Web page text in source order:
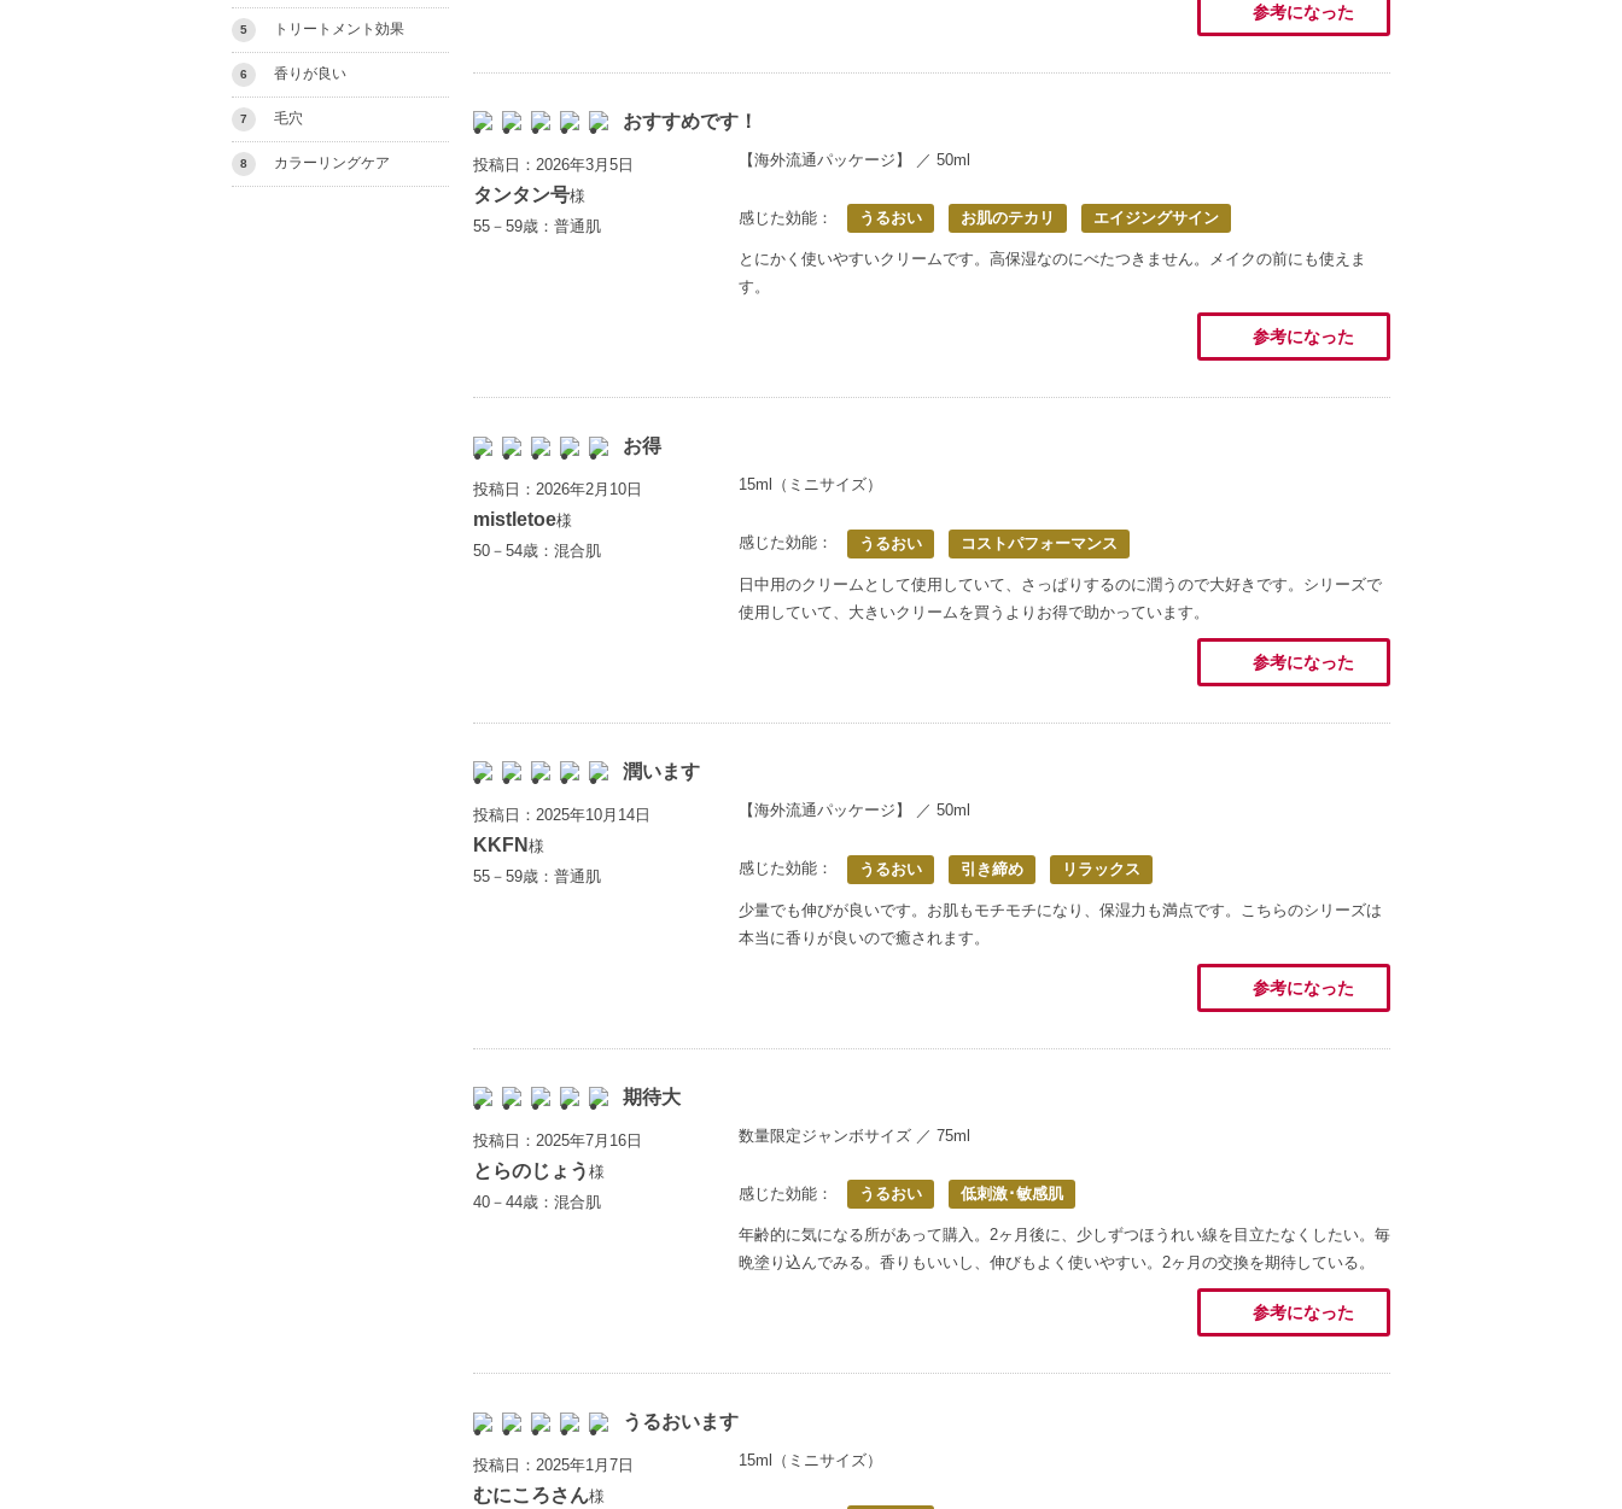
参考になった
おすすめです！
投稿日：2026年3月5日
タンタン号様
55－59歳：普通肌
【海外流通パッケージ】 ／ 50ml
感じた効能： うるおい お肌のテカリ エイジングサイン
とにかく使いやすいクリームです。高保湿なのにべたつきません。メイクの前にも使えま
す。
参考になった
お得
投稿日：2026年2月10日
mistletoe様
50－54歳：混合肌
15ml（ミニサイズ）
感じた効能： うるおい コストパフォーマンス
日中用のクリームとして使用していて、さっぱりするのに潤うので大好きです。シリーズで
使用していて、大きいクリームを買うよりお得で助かっています。
参考になった
潤います
投稿日：2025年10月14日
KKFN 様
55－59歳：普通肌
【海外流通パッケージ】 ／ 50ml
感じた効能： うるおい 引き締め リラックス
少量でも伸びが良いです。お肌もモチモチになり、保湿力も満点です。こちらのシリーズは
本当に香りが良いので癒されます。
参考になった
期待大
投稿日：2025年7月16日
とらのじょう 様
40－44歳：混合肌
数量限定ジャンボサイズ ／ 75ml
感じた効能： うるおい 低刺激･敏感肌
年齢的に気になる所があって購入。2ヶ月後に、少しずつほうれい線を目立たなくしたい。毎
晩塗り込んでみる。香りもいいし、伸びもよく使いやすい。2ヶ月の交換を期待している。
参考になった
うるおいます
投稿日：2025年1月7日
むにころさん様
15ml（ミニサイズ）
5 トリートメント効果
6 香りが良い
7 毛穴
8 カラーリングケア